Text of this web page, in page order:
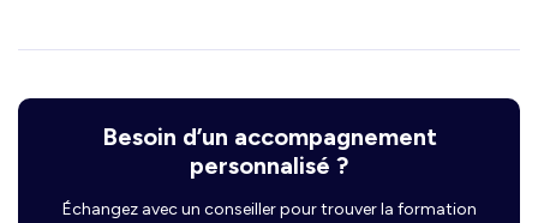
Besoin d’un accompagnement
personnalisé ?
Échangez avec un conseiller pour trouver la formation